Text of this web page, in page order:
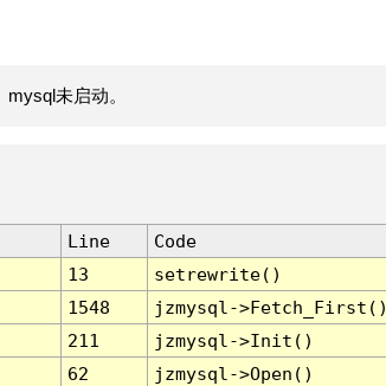
未启动。
Line
Code
13
setrewrite()
1548
jzmysql-
211
jzmysql->Init()
62
jzmysql->Open()